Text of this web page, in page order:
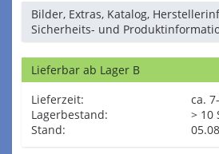
Bilder, Extras, Katalog,
Sicherheits- und
Lieferbar ab Lager B
Lieferzeit:
ca.
Lagerbestand:
> 10
Stand: